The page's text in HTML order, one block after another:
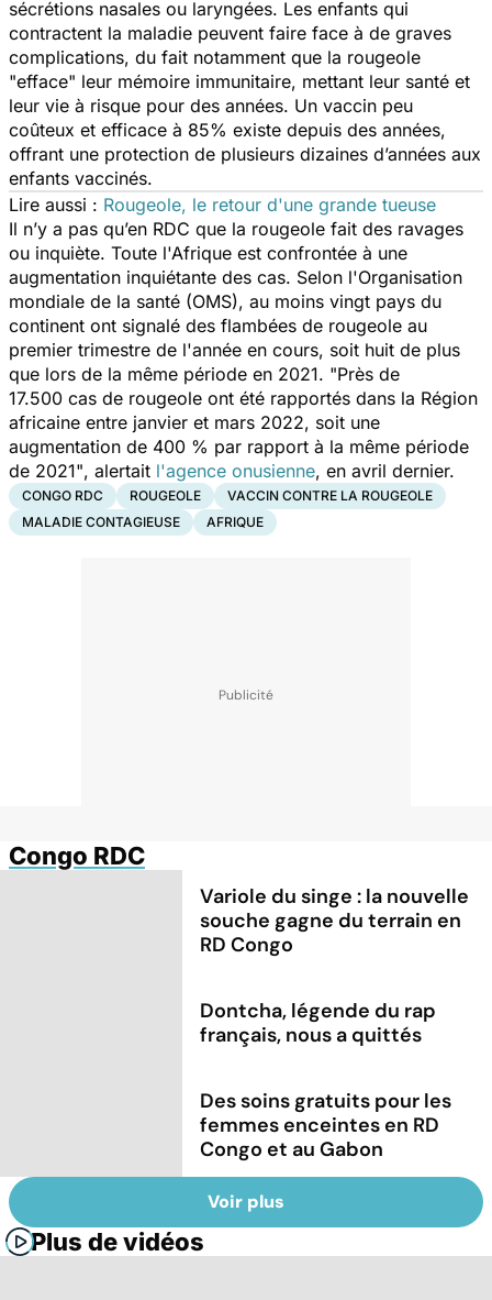
sécrétions nasales ou laryngées. Les enfants qui
contractent la maladie peuvent faire face à de graves
complications, du fait notamment que la rougeole
"efface" leur mémoire immunitaire, mettant leur santé et
leur vie à risque pour des années. Un vaccin peu
coûteux et efficace à 85% existe depuis des années,
offrant une protection de plusieurs dizaines d’années aux
enfants vaccinés.
Lire aussi : Rougeole, le retour d'une grande tueuse
Il n’y a pas qu’en RDC que la rougeole fait des ravages
ou inquiète. Toute l'Afrique est confrontée à une
augmentation inquiétante des cas. Selon l'Organisation
mondiale de la santé (OMS), au moins vingt pays du
continent ont signalé des flambées de rougeole au
premier trimestre de l'année en cours, soit huit de plus
que lors de la même période en 2021. "Près de
17.500 cas de rougeole ont été rapportés dans la Région
africaine entre janvier et mars 2022, soit une
augmentation de 400 % par rapport à la même période
de 2021", alertait l'agence onusienne, en avril dernier.
CONGO RDC ROUGEOLE
VACCIN CONTRE LA ROUGEOLE
MALADIE CONTAGIEUSE
AFRIQUE
Congo RDC
Variole du singe : la nouvelle
souche gagne du terrain en
RD Congo
Dontcha, légende du rap
français, nous a quittés
Des soins gratuits pour les
femmes enceintes en RD
Congo et au Gabon
Voir plus
Plus de vidéos